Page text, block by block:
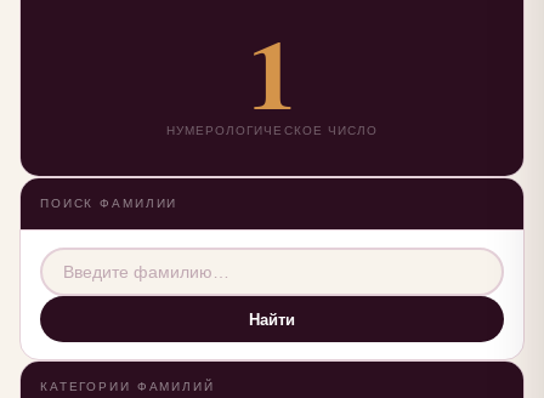
1
НУМЕРОЛОГИЧЕСКОЕ ЧИСЛО
ПОИСК ФАМИЛИИ
Найти
КАТЕГОРИИ ФАМИЛИЙ